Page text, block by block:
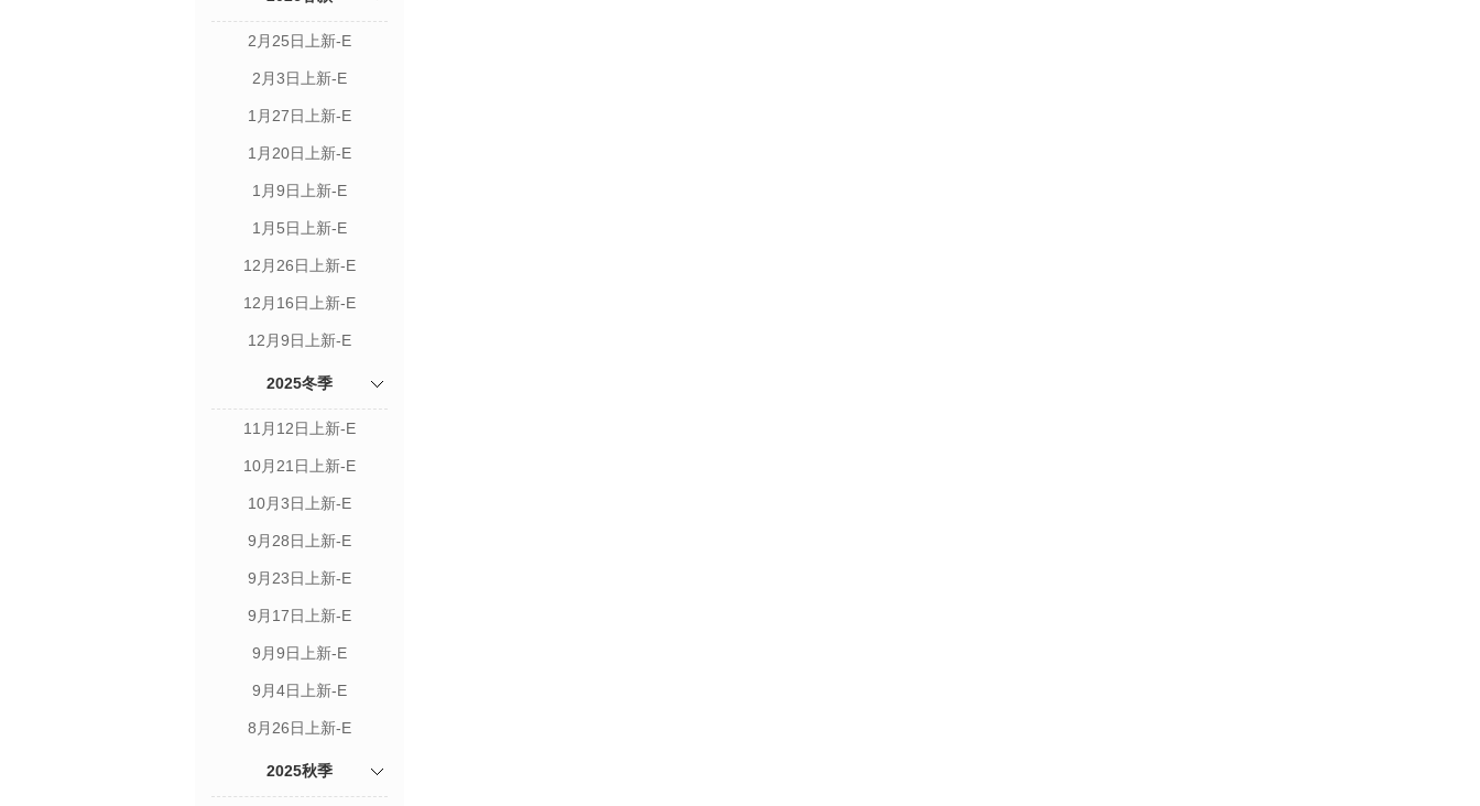
2月25日上新-E
2月3日上新-E
1月27日上新-E
1月20日上新-E
1月9日上新-E
1月5日上新-E
12月26日上新-E
12月16日上新-E
12月9日上新-E
2025冬季
11月12日上新-E
10月21日上新-E
10月3日上新-E
9月28日上新-E
9月23日上新-E
9月17日上新-E
9月9日上新-E
9月4日上新-E
8月26日上新-E
2025秋季